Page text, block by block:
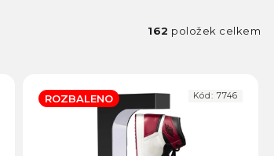
162 položek celkem
ROZBALENO Kód: 7746